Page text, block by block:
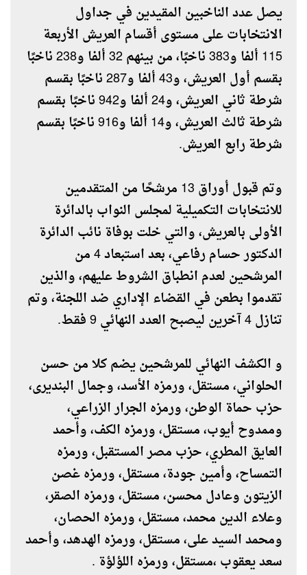
يصل عدد الناخبين المقيدين في جداول
الانتخابات على مستوى أقسام العريش الأربعة
115 ألفا و383 ناخبًا، من بينهم 32 ألفا و238 ناخبًا
بقسم أول العريش، و43 ألفا و287 ناخبًا بقسم
شرطة ثاني العريش، و24 ألفا و942 ناخبًا بقسم
شرطة ثالث العريش، و14 ألفا و916 ناخبًا بقسم
شرطة رابع العريش.
وتم قبول أوراق 13 مرشحًا من المتقدمين
للانتخابات التكميلية لمجلس النواب بالدائرة
الأولى بالعريش، والتي خلت بوفاة نائب الدائرة
الدكتور حسام رفاعي، بعد استبعاد 4 من
المرشحين لعدم انطباق الشروط عليهم، والذين
تقدموا بطعن في القضاء الإداري ضد اللجنة، وتم
تنازل 4 آخرين ليصبح العدد النهائي 9 فقط
.
و الكشف النهائي للمرشحين يضم كلا من حسن
الحلواني، مستقل، ورمزه الأسد، وجمال البنديرى،
حزب حماة الوطن، ورمزه الجرار الزراعي،
وممدوح أيوب، مستقل، ورمزه الكف، وأحمد
العايق المطري، حزب مصر المستقبل، ورمزه
التمساح، وأمين جودة، مستقل، ورمزه غصن
الزيتون وعادل محسن، مستقل، ورمزه الصقر،
وعلاء الدين محمد، مستقل، ورمزه الحصان،
ومحمد السيد على، مستقل، ورمزه الهدهد، وأحمد
سعد يعقوب ،مستقل، ورمزه اللؤلؤة .